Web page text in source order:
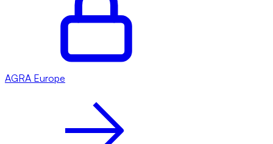
AGRA Europe